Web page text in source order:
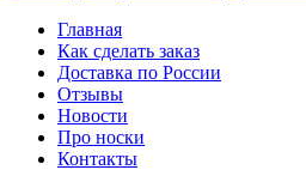
Главная
Как сделать заказ
Доставка по России
Отзывы
Новости
Про носки
Контакты